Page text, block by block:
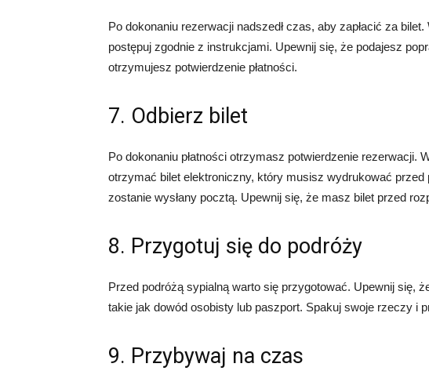
Po dokonaniu rezerwacji nadszedł czas, aby zapłacić za
postępuj zgodnie z instrukcjami. Upewnij się, że podajesz
otrzymujesz potwierdzenie płatności.
7. Odbierz bilet
Po dokonaniu płatności otrzymasz potwierdzenie rezerwacji.
otrzymać bilet elektroniczny, który musisz wydrukować
zostanie wysłany pocztą. Upewnij się, że masz bilet przed
8. Przygotuj się do podróży
Przed podróżą sypialną warto się przygotować. Upewnij się,
takie jak dowód osobisty lub paszport. Spakuj swoje rzeczy i
9. Przybywaj na czas